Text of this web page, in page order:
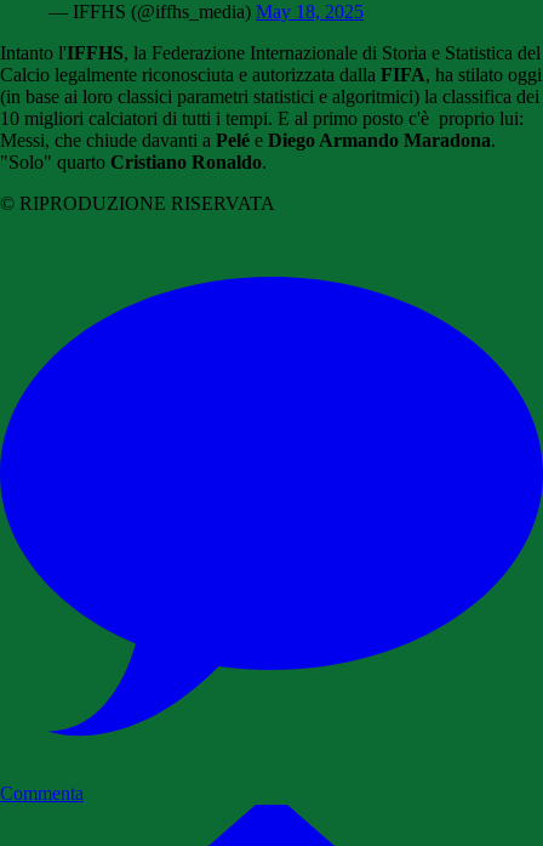
— IFFHS (@iffhs_media) May 18, 2025
Intanto l'IFFHS, la Federazione Internazionale di Storia e Statistica del
Calcio legalmente riconosciuta e autorizzata dalla FIFA, ha stilato oggi
(in base ai loro classici parametri statistici e algoritmici) la classifica dei
10 migliori calciatori di tutti i tempi. E al primo posto c'è proprio lui:
Messi, che chiude davanti a Pelé e Diego Armando Maradona.
"Solo" quarto Cristiano Ronaldo.
© RIPRODUZIONE RISERVATA
Commenta